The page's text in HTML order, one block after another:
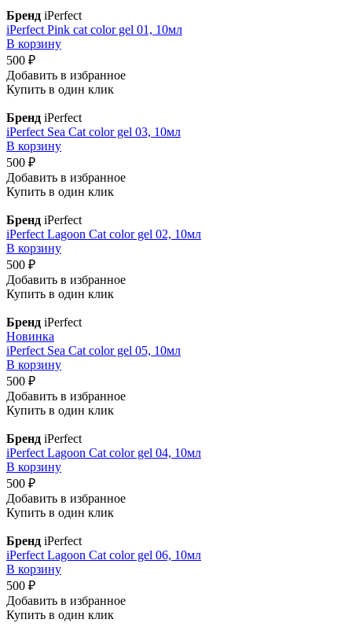
Бренд iPerfect
iPerfect Pink cat color gel 01, 10мл
В корзину
500 ₽
Добавить в избранное
Купить в один клик
Бренд iPerfect
iPerfect Sea Cat color gel 03, 10мл
В корзину
500 ₽
Добавить в избранное
Купить в один клик
Бренд iPerfect
iPerfect Lagoon Cat color gel 02, 10мл
В корзину
500 ₽
Добавить в избранное
Купить в один клик
Бренд iPerfect
Новинка
iPerfect Sea Cat color gel 05, 10мл
В корзину
500 ₽
Добавить в избранное
Купить в один клик
Бренд iPerfect
iPerfect Lagoon Cat color gel 04, 10мл
В корзину
500 ₽
Добавить в избранное
Купить в один клик
Бренд iPerfect
iPerfect Lagoon Cat color gel 06, 10мл
В корзину
500 ₽
Добавить в избранное
Купить в один клик